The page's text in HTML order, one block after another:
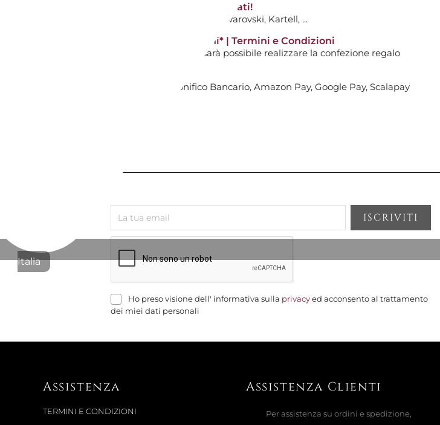
Italia
Usa il buono SALVA10, 10% sui prodotti non scontati!
: Hermès, Swarovski, Kartell, ...
Pacco Regalo omaggio e Reso entro 14 giorni* | Termini e Condizioni
Per i prodotti eccessivamente voluminosi non sarà possibile realizzare la confezione regalo
con Nexi (carte di pagamento), Paypal, Bonifico Bancario, Amazon Pay, Google Pay, Scalapay
Ho preso visione dell' informativa sulla privacyed acconsento al trattamento
dei miei dati personali
Assistenza
TERMINI E CONDIZIONI
Assistenza Clienti
Per assistenza su ordini e spedizione,